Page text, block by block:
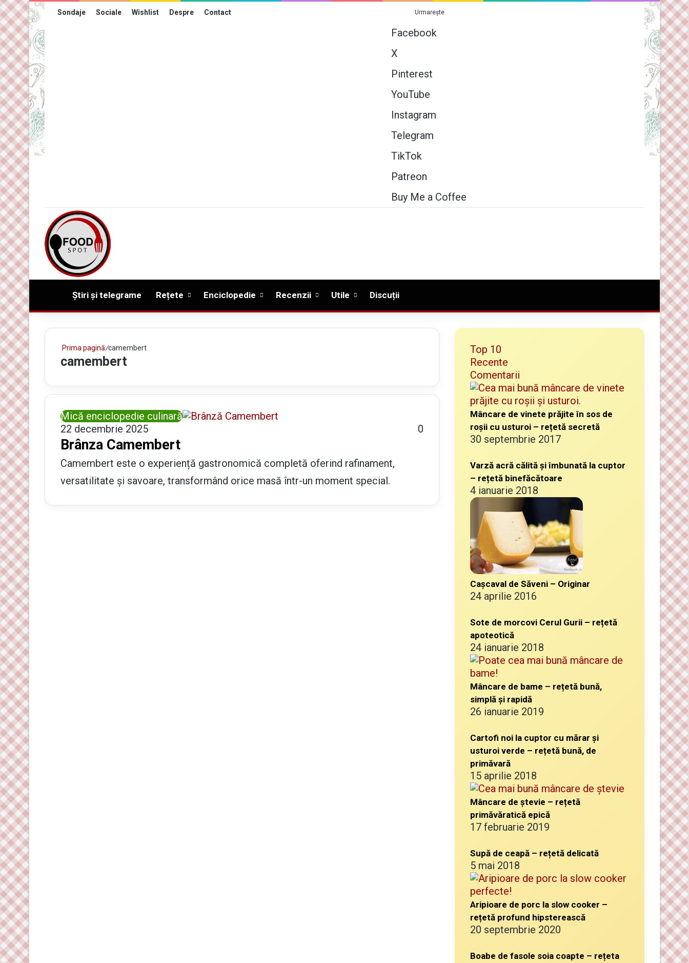
Sondaje Sociale Wishlist Despre Contact Urmarește
Facebook
X
Pinterest
YouTube
Instagram
Telegram
TikTok
Patreon
Buy Me a Coffee
Prima pagină
Știri și telegrame Rețete Enciclopedie Recenzii Utile Discuții Random Article
Caută ceva
Prima pagină/camembert
camembert
Mică enciclopedie culinară
22 decembrie 2025
0
Brânza Camembert
Camembert este o experiență gastronomică completă oferind rafinament,
versatilitate și savoare, transformând orice masă într-un moment special.
Top 10
Recente
Comentarii
Mâncare de vinete prăjite în sos de
roșii cu usturoi – rețetă secretă
30 septembrie 2017
Varză acră călită și îmbunată la cuptor
– rețetă binefăcătoare
4 ianuarie 2018
Cașcaval de Săveni – Originar
24 aprilie 2016
Sote de morcovi Cerul Gurii – rețetă
apoteotică
24 ianuarie 2018
Mâncare de bame – rețetă bună,
simplă și rapidă
26 ianuarie 2019
Cartofi noi la cuptor cu mărar și
usturoi verde – rețetă bună, de
primăvară
15 aprilie 2018
Mâncare de ștevie – rețetă
primăvăratică epică
17 februarie 2019
Supă de ceapă – rețetă delicată
5 mai 2018
Aripioare de porc la slow cooker –
rețetă profund hipsterească
20 septembrie 2020
Boabe de fasole soia coapte – rețeta